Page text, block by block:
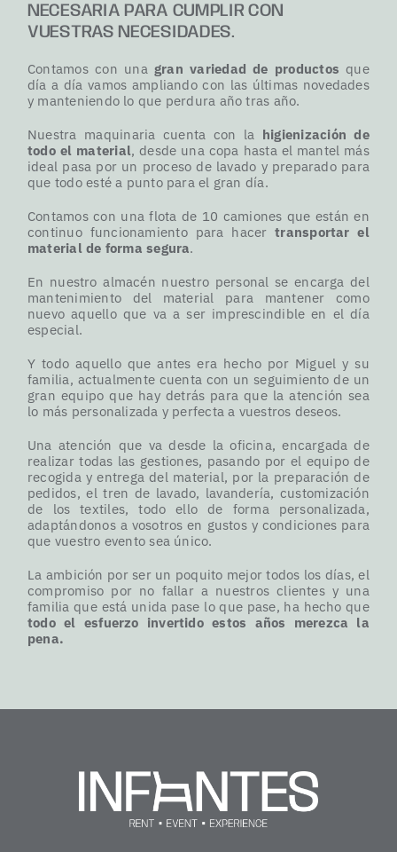
NECESARIA PARA CUMPLIR CON
VUESTRAS NECESIDADES.
Contamos con unagran variedad de productos que
día a día vamos ampliando con las últimas novedades
y manteniendo lo que perdura año tras año.
Nuestra maquinaria cuenta con la higienización de
todo el material, desde una copa hasta el mantel más
ideal pasa por un proceso de lavado y preparado para
que todo esté a punto para el gran día.
Contamos con una flota de 10 camiones que están en
continuo funcionamiento para hacertransportar el
material de forma segura.
En nuestro almacén nuestro personal se encarga del
mantenimiento del material para mantener como
nuevo aquello que va a ser imprescindible en el día
especial.
Y todo aquello que antes era hecho por Miguel y su
familia, actualmente cuenta con un seguimiento de un
gran equipo que hay detrás para que la atención sea
lo más personalizada y perfecta a vuestros deseos.
Una atención que va desde la oficina, encargada de
realizar todas las gestiones, pasando por el equipo de
recogida y entrega del material, por la preparación de
pedidos, el tren de lavado, lavandería, customización
de los textiles, todo ello de forma personalizada,
adaptándonos a vosotros en gustos y condiciones para
que vuestro evento sea único.
La ambición por ser un poquito mejor todos los días, el
compromiso por no fallar a nuestros clientes y una
familia que está unida pase lo que pase, ha hecho que
todo el esfuerzo invertido estos años merezca la
pena.